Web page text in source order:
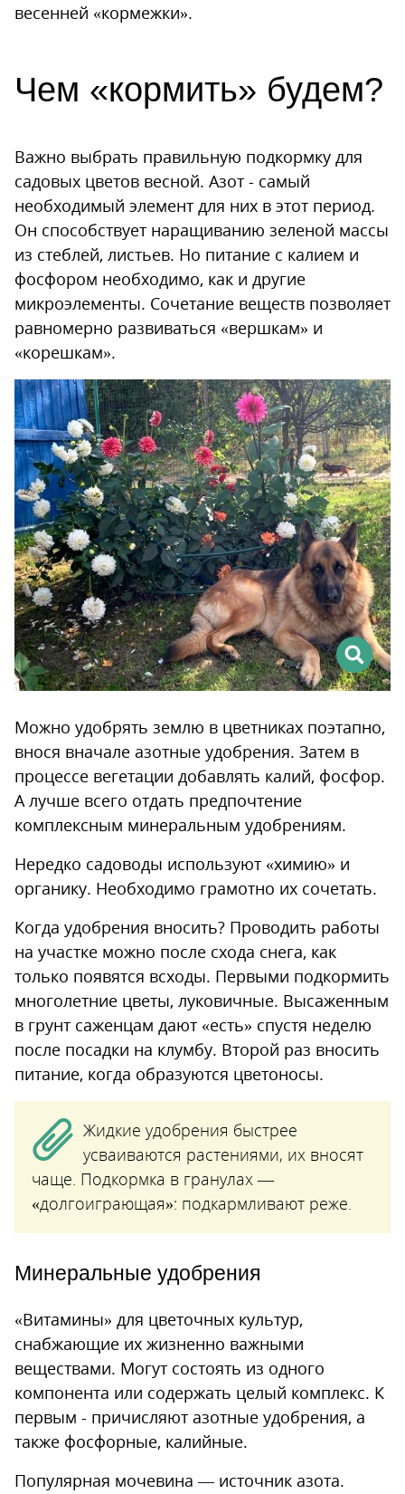
весенней «кормежки».
Чем «кормить» будем?
Важно выбрать правильную подкормку для
садовых цветов весной. Азот - самый
необходимый элемент для них в этот период.
Он способствует наращиванию зеленой массы
из стеблей, листьев. Но питание с калием и
фосфором необходимо, как и другие
микроэлементы. Сочетание веществ позволяет
равномерно развиваться «вершкам» и
«корешкам».
Можно удобрять землю в цветниках поэтапно,
внося вначале азотные удобрения. Затем в
процессе вегетации добавлять калий, фосфор.
А лучше всего отдать предпочтение
комплексным минеральным удобрениям.
Нередко садоводы используют «химию» и
органику. Необходимо грамотно их сочетать.
Когда удобрения вносить? Проводить работы
на участке можно после схода снега, как
только появятся всходы. Первыми подкормить
многолетние цветы, луковичные. Высаженным
в грунт саженцам дают «есть» спустя неделю
после посадки на клумбу. Второй раз вносить
питание, когда образуются цветоносы.
Жидкие удобрения быстрее
усваиваются растениями, их вносят
чаще. Подкормка в гранулах —
«долгоиграющая»: подкармливают реже.
Минеральные удобрения
«Витамины» для цветочных культур,
снабжающие их жизненно важными
веществами. Могут состоять из одного
компонента или содержать целый комплекс. К
первым - причисляют азотные удобрения, а
также фосфорные, калийные.
Популярная мочевина — источник азота.